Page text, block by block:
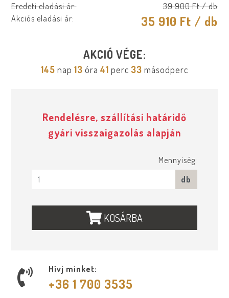
Eredeti eladási ár:
39 900 Ft/ db
Akciós eladási ár:
35 910 Ft / db
AKCIÓ VÉGE:
145 nap 13 óra 41 perc 33 másodperc
Rendelésre, szállítási határidő
gyári visszaigazolás alapján
Mennyiség:
db
KOSÁRBA
Hívj minket:
+36 1 700 3535